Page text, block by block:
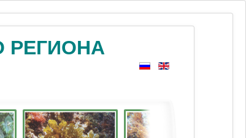
РЕГИОНА